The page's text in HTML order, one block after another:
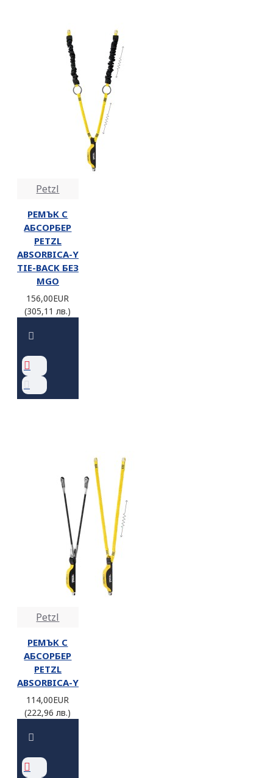
Petzl
РЕМЪК С
АБСОРБЕР
PETZL
ABSORBICA-Y
TIE-BACK БЕЗ
MGO
156,00EUR
(305,11 лв.)
Petzl
РЕМЪК С
АБСОРБЕР
PETZL
ABSORBICA-Y
114,00EUR
(222,96 лв.)